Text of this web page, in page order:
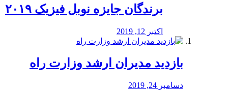
برندگان جایزه نوبل فیزیک ۲۰۱۹
اکتبر 12, 2019
بازدید مدیران ارشد وزارت راه
دسامبر 24, 2019